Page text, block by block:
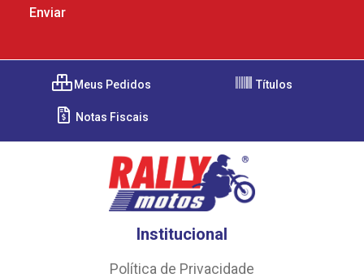
Meus Pedidos Títulos
Notas Fiscais
Institucional
Política de Privacidade